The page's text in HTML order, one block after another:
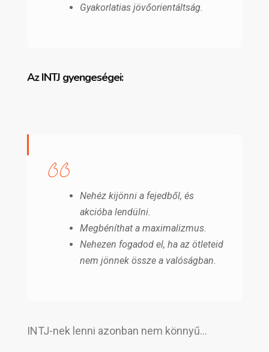
Gyakorlatias jövőorientáltság.
Az INTJ gyengeségei:
Nehéz kijönni a fejedből, és
akcióba lendülni.
Megbéníthat a maximalizmus.
Nehezen fogadod el, ha az ötleteid
nem jönnek össze a valóságban.
INTJ-nek lenni azonban nem könnyű…